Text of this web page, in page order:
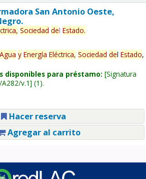
San Antonio Oeste,
Sociedad del Estado.
Agua y Energía Eléctrica, Sociedad del Estado,
disponibles para préstamo: Signatura
v.1 (1).
Hacer reserva
Agregar al carrito